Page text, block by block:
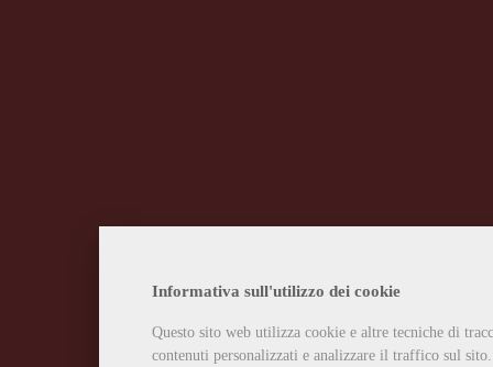
Informativa sull'utilizzo dei cookie
Questo sito web utilizza cookie e altre tecniche di
contenuti personalizzati e analizzare il traffico sul sito.